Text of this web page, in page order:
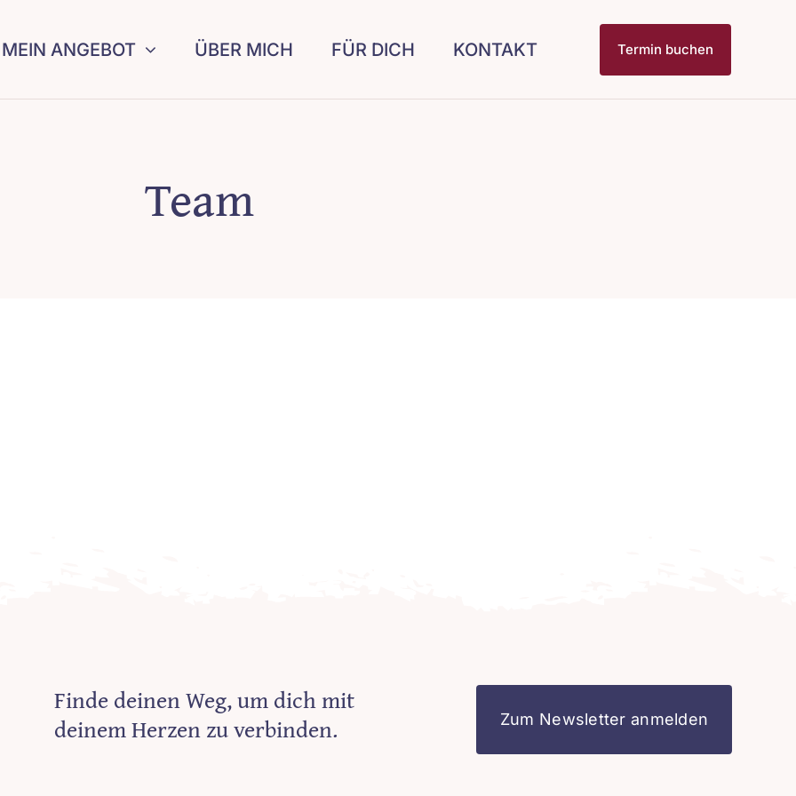
MEIN ANGEBOT ÜBER MICH FÜR DICH KONTAKT Termin buchen
Team
Finde deinen Weg, um dich mit
deinem Herzen zu verbinden.
Zum Newsletter anmelden